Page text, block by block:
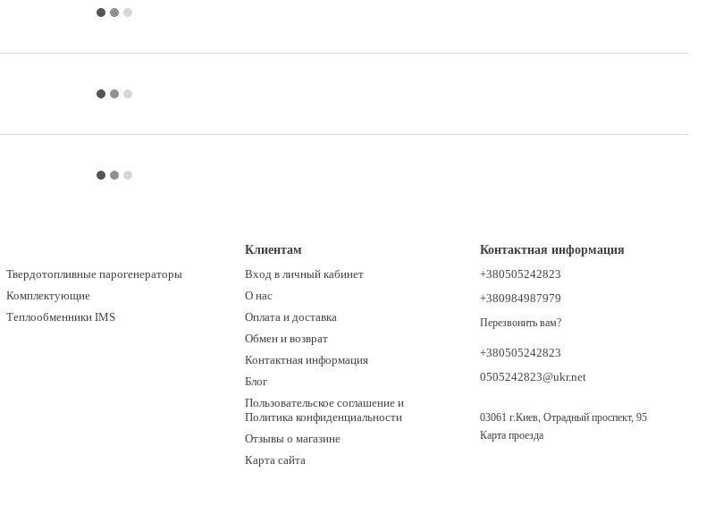
Твердотопливные парогенераторы
Комплектующие
Теплообменники IMS
Клиентам
Вход в личный кабинет
О нас
Оплата и доставка
Обмен и возврат
Контактная информация
Блог
Пользовательское соглашение и
Политика конфиденциальности
Отзывы о магазине
Карта сайта
Контактная информация
+380505242823
+380984987979
Перезвонить вам?
+380505242823
0505242823@ukr.net
03061 г.Киев, Отрадный проспект, 95
Карта проезда